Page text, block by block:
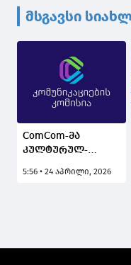
მსგავსი
ComCom-მა
კულტურულ-
რადიოს კონკურსი
5:56 • 24 აპრილი, 2026